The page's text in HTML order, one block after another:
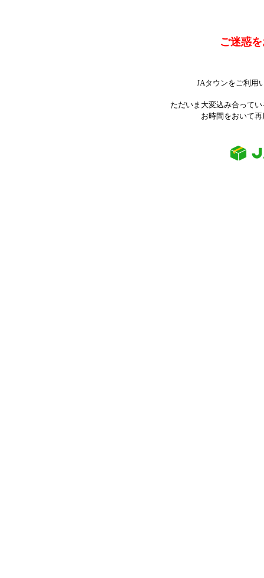
ご迷惑
JAタウンをご利用
ただいま大変込み合って
お時間をおいて